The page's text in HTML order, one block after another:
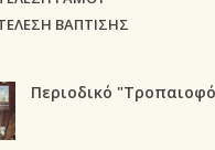
ΒΑΠΤΙΣΗΣ
Περιοδικό